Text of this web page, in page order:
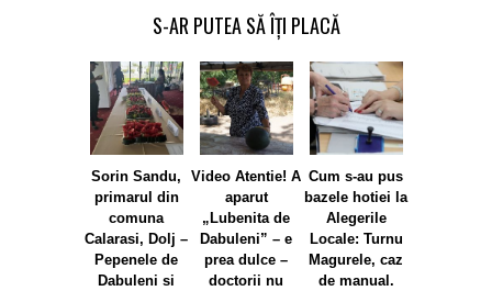
S-AR PUTEA SĂ ÎȚI PLACĂ
Sorin Sandu,
primarul din
comuna
Calarasi, Dolj –
Pepenele de
Dabuleni si
Video Atentie! A
aparut
„Lubenita de
Dabuleni” – e
prea dulce –
doctorii nu
Cum s-au pus
bazele hotiei la
Alegerile
Locale: Turnu
Magurele, caz
de manual.